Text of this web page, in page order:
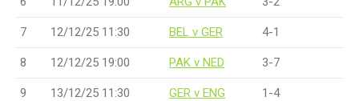
7 12/12/25 11:30 BEL v GER 4-1
8 12/12/25 19:00 PAK v NED 3-7
9 13/12/25 11:30 GER v ENG 1-4